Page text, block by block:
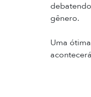
gênero.
Uma